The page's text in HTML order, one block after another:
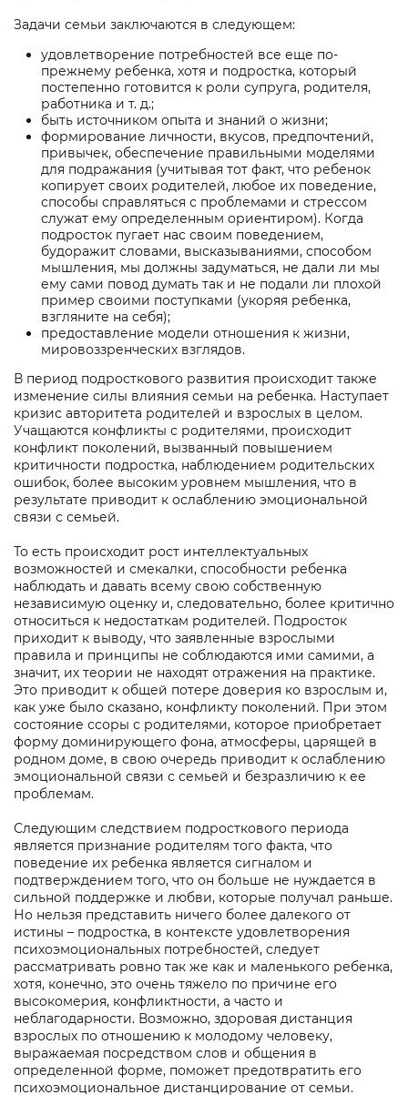
Задачи семьи заключаются в следующем:
удовлетворение потребностей все еще по-
прежнему ребенка, хотя и подростка, который
постепенно готовится к роли супруга, родителя,
работника и т. д.;
быть источником опыта и знаний о жизни;
формирование личности, вкусов, предпочтений,
привычек, обеспечение правильными моделями
для подражания (учитывая тот факт, что ребенок
копирует своих родителей, любое их поведение,
способы справляться с проблемами и стрессом
служат ему определенным ориентиром). Когда
подросток пугает нас своим поведением,
будоражит словами, высказываниями, способом
мышления, мы должны задуматься, не дали ли мы
ему сами повод думать так и не подали ли плохой
пример своими поступками (укоряя ребенка,
взгляните на себя);
предоставление модели отношения к жизни,
мировоззренческих взглядов.
В период подросткового развития происходит также
изменение силы влияния семьи на ребенка. Наступает
кризис авторитета родителей и взрослых в целом.
Учащаются конфликты с родителями, происходит
конфликт поколений, вызванный повышением
критичности подростка, наблюдением родительских
ошибок, более высоким уровнем мышления, что в
результате приводит к ослаблению эмоциональной
связи с семьей.
То есть происходит рост интеллектуальных
возможностей и смекалки, способности ребенка
наблюдать и давать всему свою собственную
независимую оценку и, следовательно, более критично
относиться к недостаткам родителей. Подросток
приходит к выводу, что заявленные взрослыми
правила и принципы не соблюдаются ими самими, а
значит, их теории не находят отражения на практике.
Это приводит к общей потере доверия ко взрослым и,
как уже было сказано, конфликту поколений. При этом
состояние ссоры с родителями, которое приобретает
форму доминирующего фона, атмосферы, царящей в
родном доме, в свою очередь приводит к ослаблению
эмоциональной связи с семьей и безразличию к ее
проблемам.
Следующим следствием подросткового периода
является признание родителям того факта, что
поведение их ребенка является сигналом и
подтверждением того, что он больше не нуждается в
сильной поддержке и любви, которые получал раньше.
Но нельзя представить ничего более далекого от
истины – подростка, в контексте удовлетворения
психоэмоциональных потребностей, следует
рассматривать ровно так же как и маленького ребенка,
хотя, конечно, это очень тяжело по причине его
высокомерия, конфликтности, а часто и
неблагодарности. Возможно, здоровая дистанция
взрослых по отношению к молодому человеку,
выражаемая посредством слов и общения в
определенной форме, поможет предотвратить его
психоэмоциональное дистанцирование от семьи.